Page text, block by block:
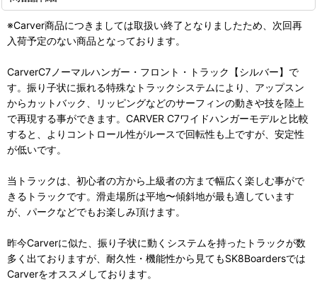
※Carver商品につきましては取扱い終了となりましたため、次回再
入荷予定のない商品となっております。
CarverC7ノーマルハンガー・フロント・トラック【シルバー】で
す。振り子状に振れる特殊なトラックシステムにより、アップスン
からカットバック、リッピングなどのサーフィンの動きや技を陸上
で再現する事ができます。CARVER C7ワイドハンガーモデルと比較
すると、よりコントロール性がルースで回転性も上ですが、安定性
が低いです。
当トラックは、初心者の方から上級者の方まで幅広く楽しむ事がで
きるトラックです。滑走場所は平地〜傾斜地が最も適しています
が、パークなどでもお楽しみ頂けます。
昨今Carverに似た、振り子状に動くシステムを持ったトラックが数
多く出ておりますが、耐久性・機能性から見てもSK8Boardersでは
Carverをオススメしております。